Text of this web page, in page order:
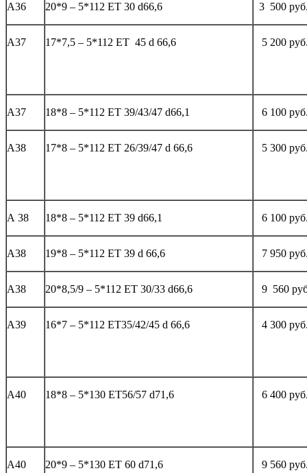
А36 20*9 – 5*112 ET 30 d66,6 3 500
А37 17*7,5 – 5*112 ЕТ 45 d 66,6 5 200
А37 18*8 – 5*112 ЕТ 39/43/47 d66,1 6 100
А38 17*8 – 5*112 ЕТ 26/39/47 d 66,6 5 300
А 38 18*8 – 5*112 ЕТ 39 d66,1 6 100
А38 19*8 – 5*112 ЕТ 39 d 66,6 7 950
А38 20*8,5/9 – 5*112 ET 30/33 d66,6 9 560
А39 16*7 – 5*112 ЕТ35/42/45 d 66,6 4 300
А40 18*8 – 5*130 ЕТ56/57 d71,6 6 400
А40 20*9 – 5*130 ET 60 d71,6 9 560